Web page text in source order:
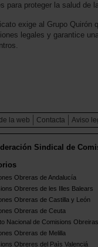
para proteger la salud de
exige al Grupo Quirón
legales y garantice
la web Contacta Aviso
Sindical de
Obreras de Andalucía
Obreres de les Illes Balears
Obreras de Castilla y León
Obreras de Ceuta
Nacional de Comisions
Obreras de Melilla
Obreres del Paìs Valenciá